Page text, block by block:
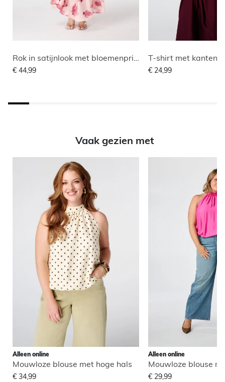
€ 44,99
T-shirt met kanten
€ 24,99
Vaak gezien met
Alleen online
Mouwloze blouse met hoge hals
€ 34,99
Alleen online
Mouwloze blouse
€ 29,99